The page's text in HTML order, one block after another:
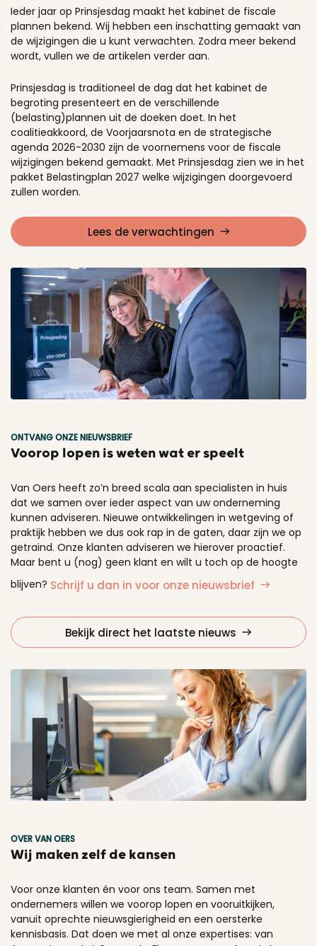
Ieder jaar op Prinsjesdag maakt het kabinet de fiscale
plannen bekend. Wij hebben een inschatting gemaakt van
de wijzigingen die u kunt verwachten. Zodra meer bekend
wordt, vullen we de artikelen verder aan.
Prinsjesdag is traditioneel de dag dat het kabinet de
begroting presenteert en de verschillende
(belasting)plannen uit de doeken doet. In het
coalitieakkoord, de Voorjaarsnota en de strategische
agenda 2026-2030 zijn de voornemens voor de fiscale
wijzigingen bekend gemaakt. Met Prinsjesdag zien we in het
pakket Belastingplan 2027 welke wijzigingen doorgevoerd
zullen worden.
Lees de verwachtingen
ONTVANG ONZE NIEUWSBRIEF
Voorop lopen is weten wat er speelt
Van Oers heeft zo’n breed scala aan specialisten in huis
dat we samen over ieder aspect van uw onderneming
kunnen adviseren. Nieuwe ontwikkelingen in wetgeving of
praktijk hebben we dus ook rap in de gaten, daar zijn we op
getraind. Onze klanten adviseren we hierover proactief.
Maar bent u (nog) geen klant en wilt u toch op de hoogte
blijven? Schrijf u dan in voor onze nieuwsbrief
Bekijk direct het laatste nieuws
OVER VAN OERS
Wij maken zelf de kansen
Voor onze klanten én voor ons team. Samen met
ondernemers willen we voorop lopen en vooruitkijken,
vanuit oprechte nieuwsgierigheid en een oersterke
kennisbasis. Dat doen we met al onze expertises: van